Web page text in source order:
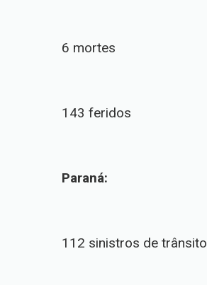
6 mortes
143 feridos
Paraná:
112 sinistros de trânsito